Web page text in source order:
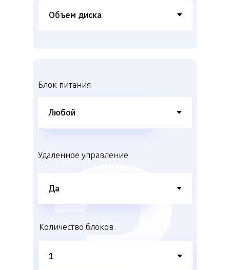
Блок питания
Удаленное управление
Количество блоков